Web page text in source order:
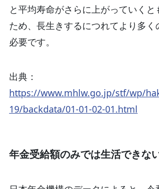
と平均寿命がさらに上がっていくと
ため、長生きするにつれてより多く
必要です。
出典：
https://www.mhlw.go.jp/stf/wp/
19/backdata/01-01-02-01.html
年金受給額のみでは生活できな